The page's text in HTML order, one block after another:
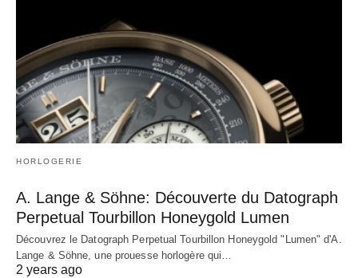
HORLOGERIE
A. Lange & Söhne: Découverte du Datograph
Perpetual Tourbillon Honeygold Lumen
Découvrez le Datograph Perpetual Tourbillon Honeygold "Lumen" d'A.
Lange & Söhne, une prouesse horlogère qui…
2 years ago